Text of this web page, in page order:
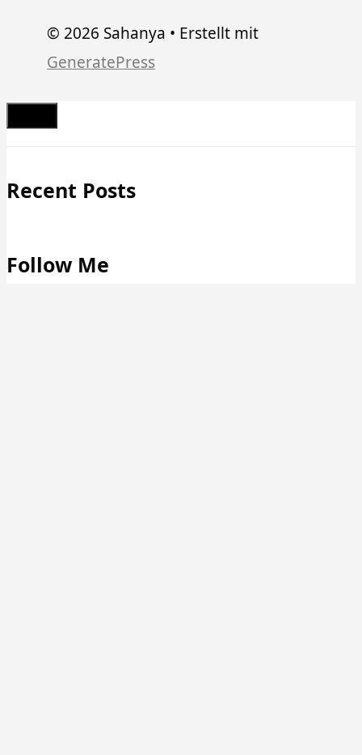
© 2026 Sahanya • Erstellt mit
GeneratePress
Schließen
Recent Posts
Follow Me